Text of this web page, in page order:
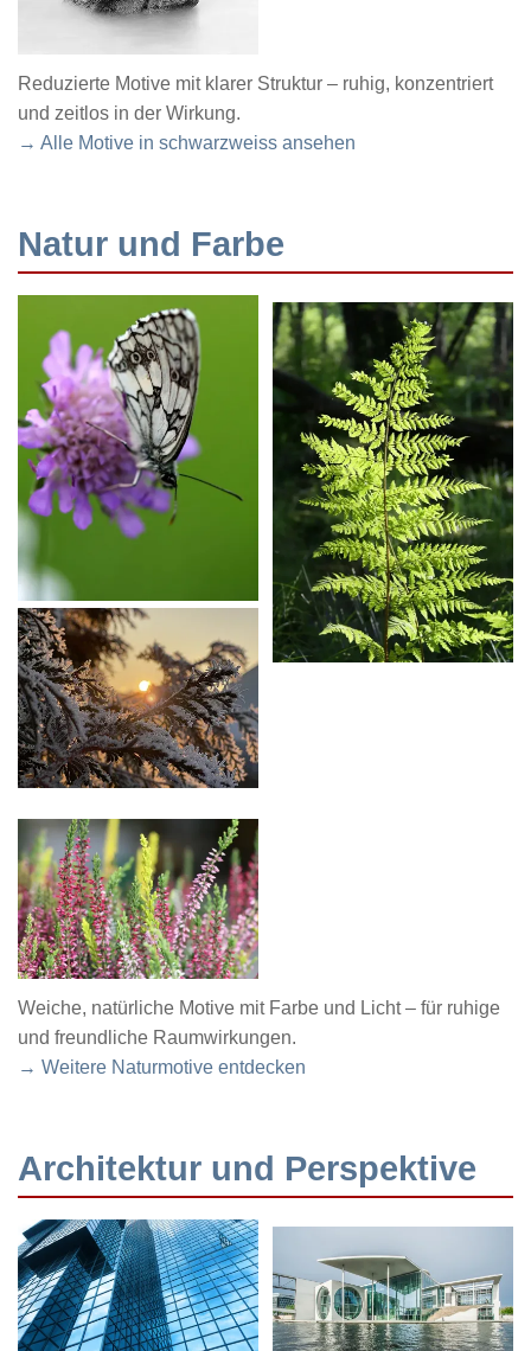
Reduzierte Motive mit klarer Struktur – ruhig, konzentriert
und zeitlos in der Wirkung.
→ Alle Motive in schwarzweiss ansehen
Natur und Farbe
Weiche, natürliche Motive mit Farbe und Licht – für ruhige
und freundliche Raumwirkungen.
→ Weitere Naturmotive entdecken
Architektur und Perspektive